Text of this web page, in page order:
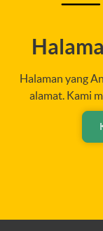
Halaman yang
alamat. Kami